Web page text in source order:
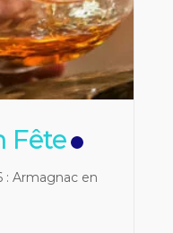
Fête
: Armagnac en